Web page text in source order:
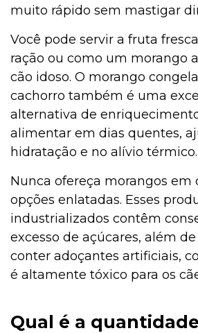
muito rápido sem mastigar
Você pode servir a fruta
ração ou como um morango
cão idoso. O morango
cachorro também é uma
alternativa de
alimentar em dias quentes,
hidratação e no alívio térmico.
Nunca ofereça morangos em
opções enlatadas. Esses
industrializados contêm
excesso de açúcares, além
conter adoçantes artificiais,
é altamente tóxico para os
Qual é a